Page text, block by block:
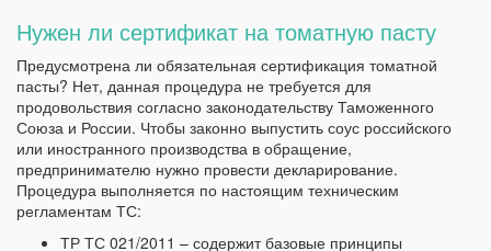
Нужен ли сертификат на томатную пасту
Предусмотрена ли обязательная сертификация томатной
пасты? Нет, данная процедура не требуется для
продовольствия согласно законодательству Таможенного
Союза и России. Чтобы законно выпустить соус российского
или иностранного производства в обращение,
предпринимателю нужно провести декларирование.
Процедура выполняется по настоящим техническим
регламентам ТС:
ТР ТС 021/2011 – содержит базовые принципы